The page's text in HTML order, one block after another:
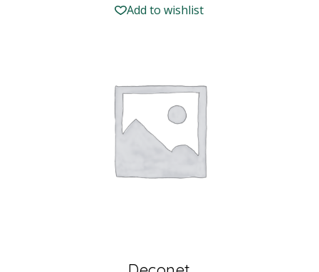
Add to wishlist